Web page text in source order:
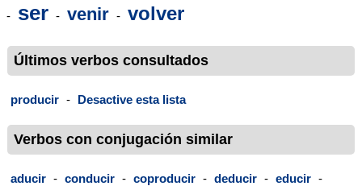
- ser - venir - volver
Últimos verbos consultados
producir - Desactive esta lista
Verbos con conjugación similar
aducir - conducir - coproducir - deducir - educir -